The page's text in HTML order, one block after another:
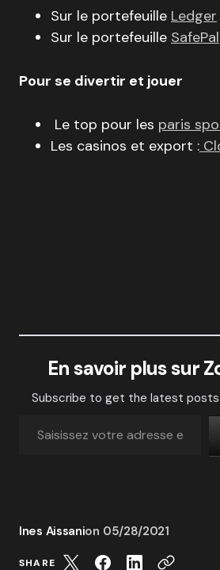
Sur le portefeuille Ledger
Sur le portefeuille SafePal
Pour se divertir et jouer
Le top pour les paris
Les casinos et export :
En savoir plus sur
Subscribe to get the latest posts
Ines Aissanion 05/28/2021
SHARE